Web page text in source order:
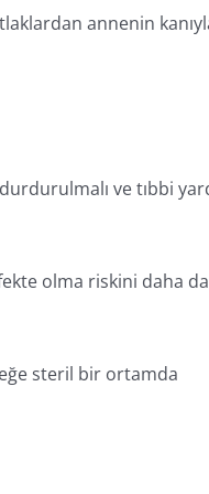
annenin
ve tıbbi
olma riskini daha da
steril bir ortamda